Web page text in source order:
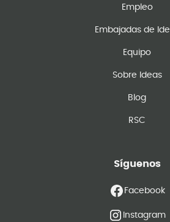
Empleo
Embajadas de
Equipo
Sobre Ideas
Blog
RSC
Síguenos
Facebook
Instagram